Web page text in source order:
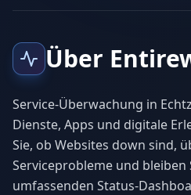
Über
Service-Überwachung in
Dienste, Apps und digitale
Sie, ob Websites down sind,
Serviceprobleme und bleiben
umfassenden Status-